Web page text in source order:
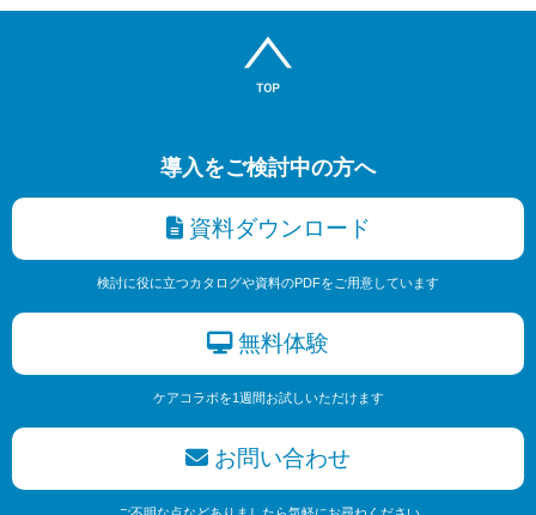
導入をご検討中の方へ
資料ダウンロード
検討に役に立つカタログや資料のPDFをご用意しています
無料体験
ケアコラボを1週間お試しいただけます
お問い合わせ